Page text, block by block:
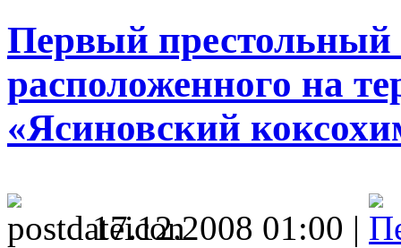
Первый престольный
расположенного на
«Ясиновский
17.12.2008 01:00 |